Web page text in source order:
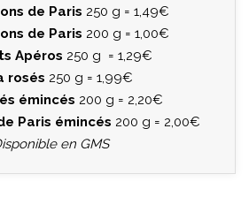
de Paris 250 g = 1,49€
de Paris 200 g = 1,00€
Apéros 250 g = 1,29€
rosés 250 g = 1,99€
émincés 200 g = 2,20€
Paris émincés 200 g = 2,00€
en GMS